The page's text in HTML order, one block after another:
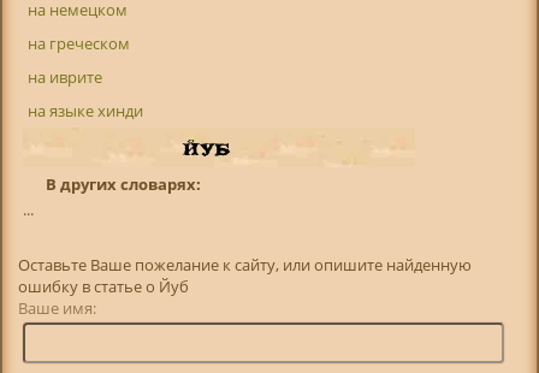
на немецком
на греческом
на иврите
на языке хинди
В других словарях:
...
Оставьте Ваше пожелание к сайту, или опишите найденную
ошибку в статье о Йуб
Ваше имя: